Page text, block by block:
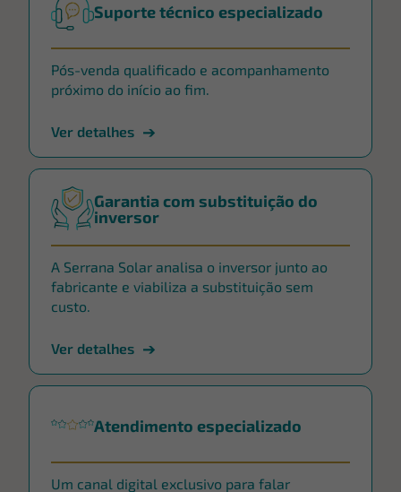
Suporte técnico especializado
Pós-venda qualificado e acompanhamento
próximo do início ao fim.
Ver detalhes
Garantia com substituição do
inversor
A Serrana Solar analisa o inversor junto ao
fabricante e viabiliza a substituição sem
custo.
Ver detalhes
Atendimento especializado
Um canal digital exclusivo para falar